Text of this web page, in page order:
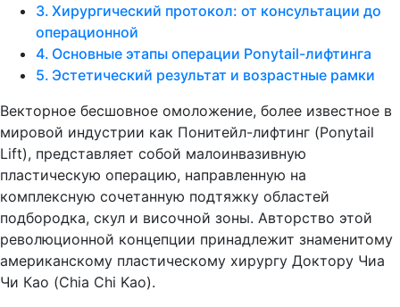
Хирургический протокол: от консультации до
операционной
Основные этапы операции Ponytail-лифтинга
Эстетический результат и возрастные рамки
Векторное бесшовное омоложение, более известное в
мировой индустрии как Понитейл-лифтинг (Ponytail
Lift), представляет собой малоинвазивную
пластическую операцию, направленную на
комплексную сочетанную подтяжку областей
подбородка, скул и височной зоны. Авторство этой
революционной концепции принадлежит знаменитому
американскому пластическому хирургу Доктору Чиа
Чи Као (Chia Chi Kao).